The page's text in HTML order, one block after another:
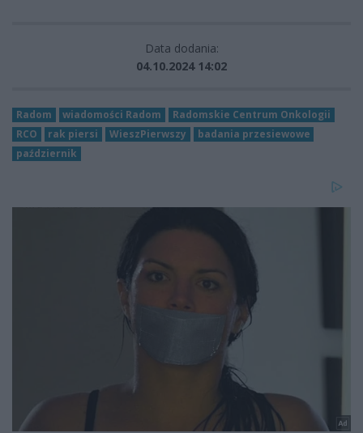
Data dodania:
04.10.2024 14:02
Radom wiadomości Radom
Radomskie Centrum Onkologii
RCO
rak piersi WieszPierwszy
badania przesiewowe
październik